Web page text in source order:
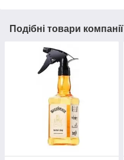
Подібні товари компанії